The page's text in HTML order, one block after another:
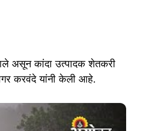
असून कांदा उत्पादक शेतकरी
करवंदे यांनी केली आहे.